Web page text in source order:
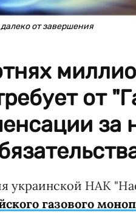
от завершения
от
украинской НАК
газового